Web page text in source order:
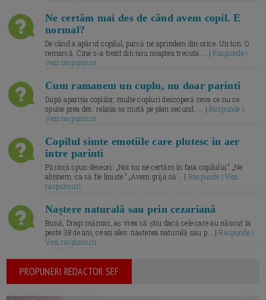
Ne certăm mai des de când avem copil. E
normal?
De când a apărut copilul, parcă ne aprindem din orice. Un ton. O
remarcă. Cine s-a trezit din nou noaptea trecuta.... |Raspunde |
Vezi raspunsuri
Cum ramanem un cuplu, nu doar parinti
După apariția copiilor, multe cupluri descoperă ceva ce nu se
spune prea des: relația se mută pe plan secund. ... |Raspunde |
Vezi raspunsuri
Copilul simte emotiile care plutesc in aer
intre parinti
Părinții spun deseori: „Noi nu ne certăm în fața copilului.” „Ne
abținem, ca să fie liniște.” „Avem grijă să... | Raspunde | Vezi
raspunsuri
Naștere naturală sau prin cezariană
Bună, Dragi mămici, aș vrea să știu dacă cele care au născut la
peste 38 de ani, ce ați ales: nașterea naturală sau p... |Raspunde |
Vezi raspunsuri
PROPUNERI REDACTOR SEF